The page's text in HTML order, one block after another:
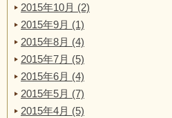
2015年10月 (2)
2015年9月 (1)
2015年8月 (4)
2015年7月 (5)
2015年6月 (4)
2015年5月 (7)
2015年4月 (5)